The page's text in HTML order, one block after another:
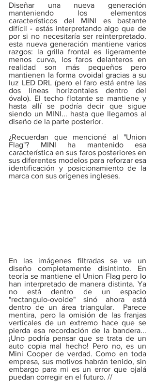
Diseñar una nueva generación
manteniendo los elementos
característicos del MINI es bastante
difícil - estás interpretando algo que de
por si no necesitaría ser reinterpretado.
esta nueva generación mantiene varios
razgos: la grilla frontal es ligeramente
menos curva, los faros delanteros en
realidad son más pequeños pero
mantienen la forma ovoidal gracias a su
luz LED DRL (pero el faro está entre las
dos líneas horizontales dentro del
óvalo). El techo flotante se mantiene y
hasta allí se podría decir que sigue
siendo un MINI... hasta que llegamos al
diseño de la parte posterior.
¿Recuerdan que mencioné al "Union
Flag"? MINI ha mantenido esa
característica en sus faros posteriores en
sus diferentes modelos para reforzar esa
identificación y posicionamiento de la
marca con sus orígenes ingleses.
En las imágenes filtradas se ve un
diseño completamente disintinto. En
teoría se mantiene el Union Flag pero lo
han interpretado de manera distinta. Ya
no está dentro de un espacio
"rectangulo-ovoide" sinó ahora está
dentro de un área triangular.  Parece
mentira, pero la omisión de las franjas
verticales de un extremo hace que se
pierda esa recordación de la bandera...
¡Uno podría pensar que se trata de un
auto copia mal hecho! Pero no, es un
Mini Cooper de verdad. Como en toda
empresa, sus motivos habrán tenido, sin
embargo para mi es un error que ojalá
puedan corregir en el futuro. //